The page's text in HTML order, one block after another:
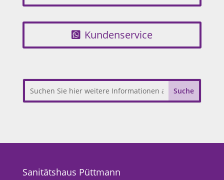
Kundenservice
Sanitätshaus Püttmann